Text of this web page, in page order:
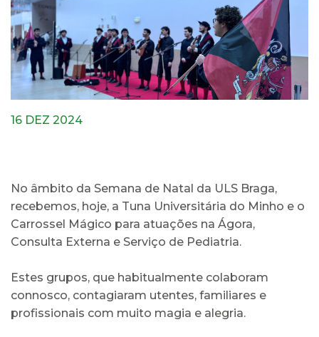
16 DEZ 2024
No âmbito da Semana de Natal da ULS Braga,
recebemos, hoje, a Tuna Universitária do Minho e o
Carrossel Mágico para atuações na Ágora,
Consulta Externa e Serviço de Pediatria.
Estes grupos, que habitualmente colaboram
connosco, contagiaram utentes, familiares e
profissionais com muito magia e alegria.